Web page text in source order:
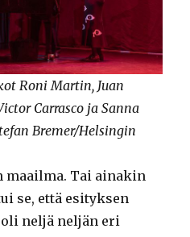
Roni Martin, Juan
Carrasco ja Sanna
Bremer/Helsingin
maailma. Tai ainakin
se, että esityksen
neljä neljän eri